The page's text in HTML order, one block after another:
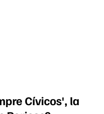
Cívicos', la